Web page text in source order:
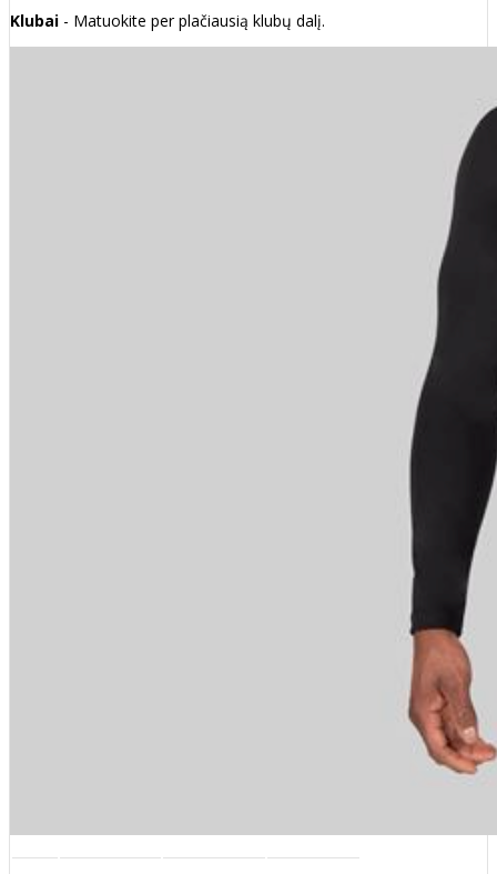
Klubai - Matuokite per plačiausią klubų dalį.